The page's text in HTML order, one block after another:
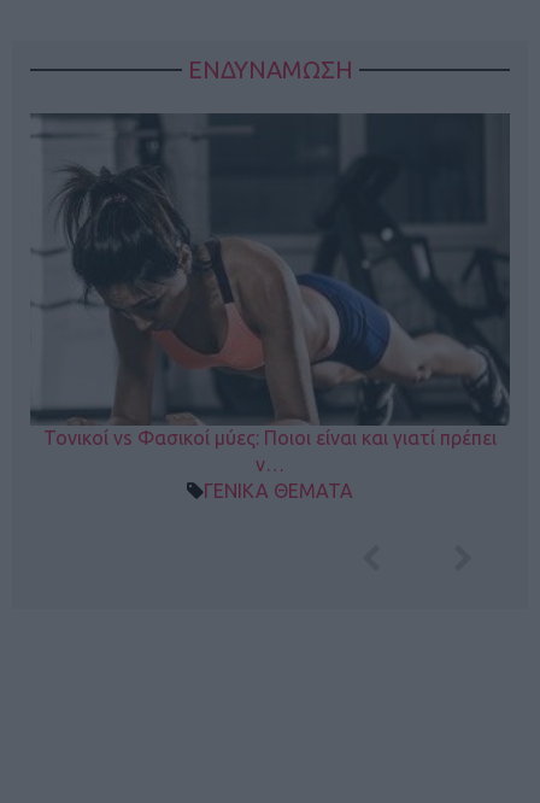
ΕΝΔΥΝΑΜΩΣΗ
Τονικοί vs Φασικοί μύες: Ποιοι είναι και γιατί πρέπει
ν…
ΓΕΝΙΚΑ ΘΕΜΑΤΑ